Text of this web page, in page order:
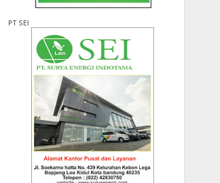
PT SEI